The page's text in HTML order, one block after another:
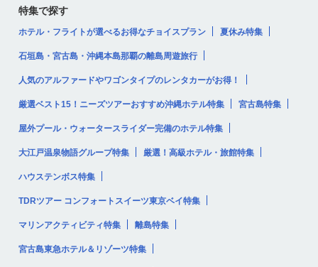
特集で探す
ホテル・フライトが選べるお得なチョイスプラン 夏休み特集
石垣島・宮古島・沖縄本島那覇の離島周遊旅行
人気のアルファードやワゴンタイプのレンタカーがお得！
厳選ベスト15！ニーズツアーおすすめ沖縄ホテル特集 宮古島特集
屋外プール・ウォータースライダー完備のホテル特集
大江戸温泉物語グループ特集 厳選！高級ホテル・旅館特集
ハウステンボス特集
TDRツアー コンフォートスイーツ東京ベイ特集
マリンアクティビティ特集 離島特集
宮古島東急ホテル＆リゾーツ特集